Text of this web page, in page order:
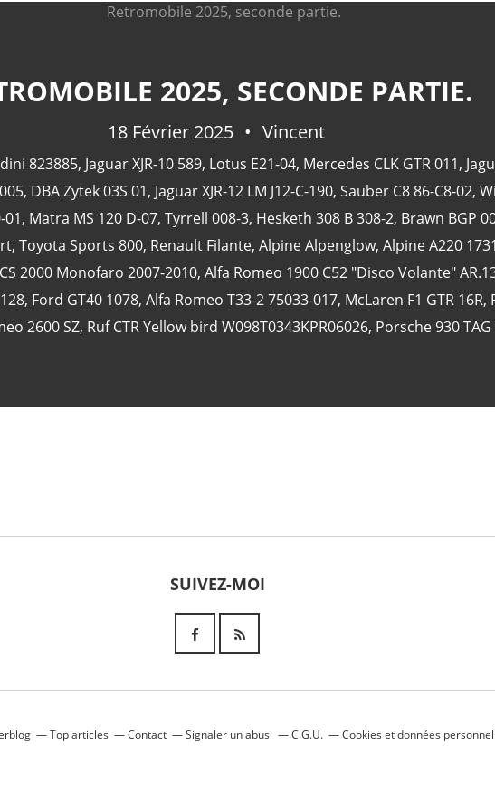
2025, SECONDE PARTIE.
18 Février 2025 Vincent
823885, Jaguar XJR-10 589, Lotus E21-04, Mercedes CLK GTR 011,
, DBA Zytek 03S 01, Jaguar XJR-12 LM J12-C-190, Sauber C8 86-C8-02,
, Matra MS 120 D-07, Tyrrell 008-3, Hesketh 308 B 308-2, Brawn BGP
, Toyota Sports 800, Renault Filante, Alpine Alpenglow, Alpine A220 1731
2000 Monofaro 2007-2010, Alfa Romeo 1900 C52 "Disco Volante"
, Ford GT40 1078, Alfa Romeo T33-2 75033-017, McLaren F1 GTR 16R,
2600 SZ, Ruf CTR Yellow bird W098T0343KPR06026, Porsche 930
SUIVEZ-MOI
Top articles Contact Signaler un abus C.G.U. Cookies et données